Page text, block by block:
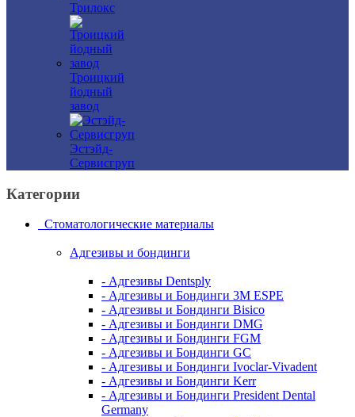
Трилокс
Троицкий
йодный
завод
Эстэйд-
Сервисгруп
Категории
Стоматологические материалы
Адгезивы и бондинги
- Адгезивы Dentsply
- Адгезивы и Бондинги 3M ESPE
- Адгезивы и Бондинги Bisico
- Адгезивы и Бондинги DMG
- Адгезивы и Бондинги FGM
- Адгезивы и Бондинги GC
- Адгезивы и Бондинги Ivoclar-Vivadent
- Адгезивы и Бондинги Kerr
- Адгезивы и Бондинги President Dental
Germany